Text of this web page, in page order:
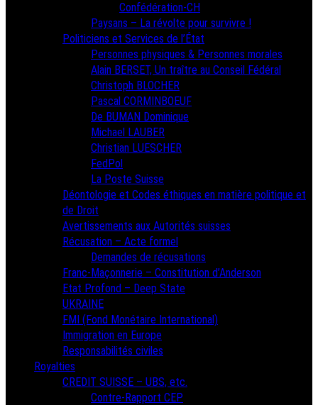
Confédération-CH
Paysans – La révolte pour survivre !
Politiciens et Services de l’État
Personnes physiques & Personnes morales
Alain BERSET, Un traître au Conseil Fédéral
Christoph BLOCHER
Pascal CORMINBOEUF
De BUMAN Dominique
Michael LAUBER
Christian LUESCHER
FedPol
La Poste Suisse
Déontologie et Codes éthiques en matière politique et
de Droit
Avertissements aux Autorités suisses
Récusation – Acte formel
Demandes de récusations
Franc-Maçonnerie – Constitution d’Anderson
Etat Profond – Deep State
UKRAINE
FMI (Fond Monétaire International)
Immigration en Europe
Responsabilités civiles
Royalties
CREDIT SUISSE – UBS, etc.
Contre-Rapport CEP